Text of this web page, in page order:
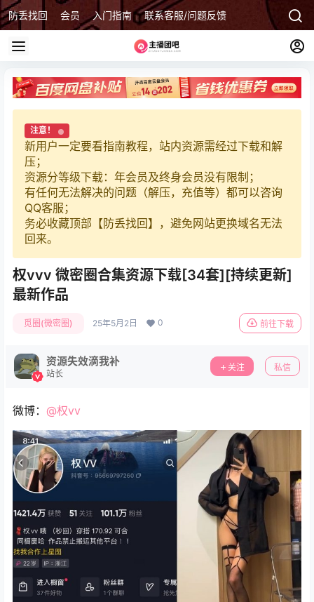
防丢找回 会员 入门指南 联系客服/问题反馈
注意！
新用户一定要看指南教程，站内资源需经过下载和解
压；
资源分等级下载：年会员及终身会员没有限制；
有任何无法解决的问题（解压，充值等）都可以咨询
QQ客服；
务必收藏顶部【防丢找回】，避免网站更换域名无法
回来。
权vvv 微密圈合集资源下载[34套][持续更新]
最新作品
觅圈(微密圈) 25年5月2日 0 前往下载
资源失效滴我补
站长
关注 私信
微博： @权vv